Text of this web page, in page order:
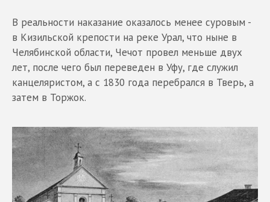
В реальности наказание оказалось менее суровым -
в Кизильской крепости на реке Урал, что ныне в
Челябинской области, Чечот провел меньше двух
лет, после чего был переведен в Уфу, где служил
канцеляристом, а с 1830 года перебрался в Тверь, а
затем в Торжок.